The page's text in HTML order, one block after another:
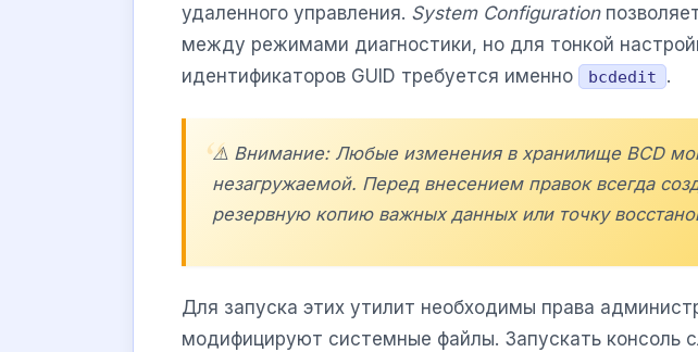
удаленного управления. System Configuration
между режимами диагностики, но для тонкой
идентификаторов GUID требуется именно
bcdedit .
⚠️ Внимание: Любые изменения в хранилище BCD
незагружаемой. Перед внесением правок всегда
резервную копию важных данных или точку
Для запуска этих утилит необходимы права
модифицируют системные файлы. Запускать консоль